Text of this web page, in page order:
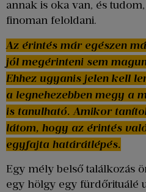
annak is oka van, és
finoman feloldani.
Az érintés már egészen
jól megérinteni sem
Ehhez ugyanis jelen kell
a legnehezebben megy a
is tanulható. Amikor
látom, hogy az érintés
egyfajta határátlépés.
Egy mély belső találkozás
egy hölgy egy fürdőrituálé